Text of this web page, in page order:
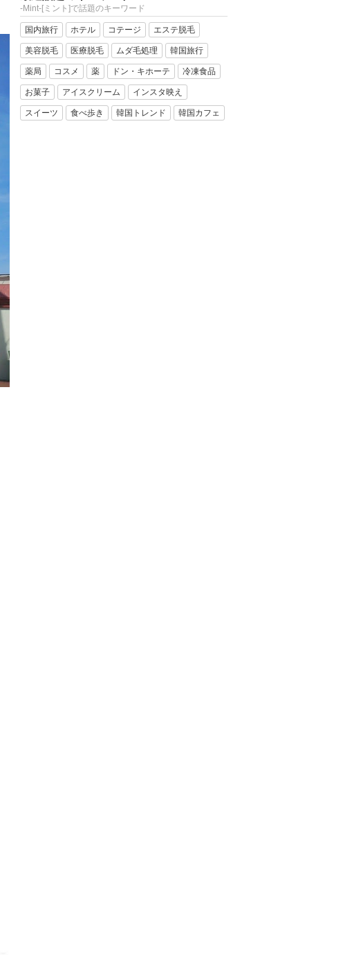
-Mint-[ミント]で話題のキーワード
国内旅行 ホテル コテージ エステ脱毛
美容脱毛 医療脱毛 ムダ毛処理 韓国旅行
薬局 コスメ 薬 ドン・キホーテ 冷凍食品
お菓子 アイスクリーム インスタ映え
スイーツ 食べ歩き 韓国トレンド 韓国カフェ